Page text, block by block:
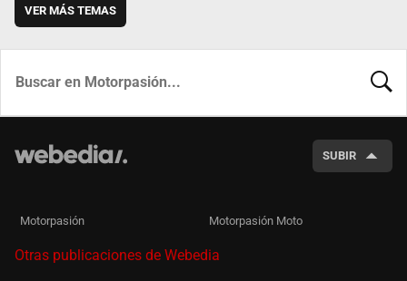
VER MÁS TEMAS
SUBIR
Motorpasión Motorpasión Moto
Otras publicaciones de Webedia